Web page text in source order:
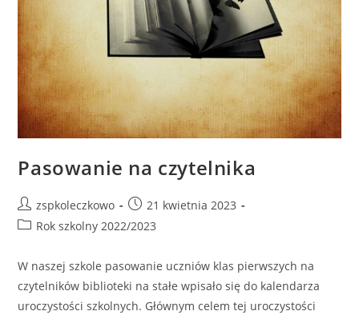
Pasowanie na czytelnika
zspkoleczkowo
21 kwietnia 2023
Rok szkolny 2022/2023
W naszej szkole pasowanie uczniów klas pierwszych na
czytelników biblioteki na stałe wpisało się do kalendarza
uroczystości szkolnych. Głównym celem tej uroczystości